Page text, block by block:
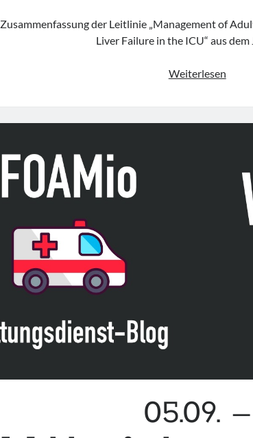
Zusammenfassung der Leitlinie „Management of
Liver Failure in the ICU“ aus
Weiterlesen
of
UAE
05.09. –